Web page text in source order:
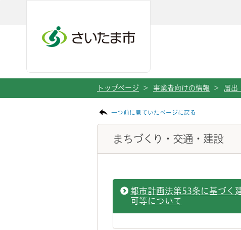
トップページ > 事業者向けの情報 > 届出
一つ前に見ていたページに戻る
まちづくり・交通・建設
都市計画法第53条に基づく
可等について